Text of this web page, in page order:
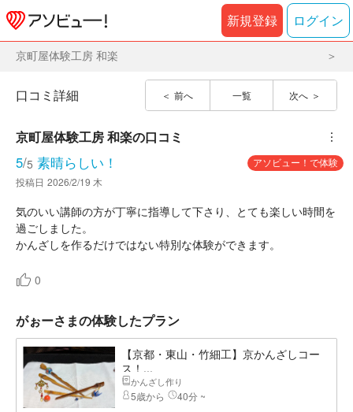
新規登録 ログイン
京町屋体験工房 和楽
前へ 一覧 次へ
口コミ詳細
京町屋体験工房 和楽の口コミ ︙
5/5 素晴らしい！
アソビュー！で体験
投稿日 2026/2/19 木
気のいい講師の方が丁寧に指導して下さり、とても楽しい時間を
過ごしました。
かんざしを作るだけではない特別な体験ができます。
0
がぉーさまの体験したプラン
【京都・東山・竹細工】京かんざしコー
ス！...
かんざし作り
5歳から 40分 ~